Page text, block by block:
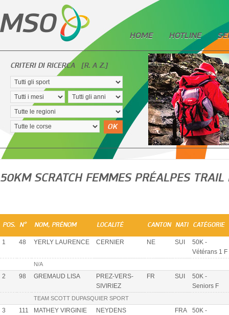
HOME HOTLINE
CRITERI DI RICERCA [R. A Z.]
OK
50KM SCRATCH FEMMES PRÉALPES TRAIL
POS. N° NOM, PRÉNOM LOCALITÉ CANTON NATI CATÉGORIE
1 48 YERLY LAURENCE CERNIER NE SUI
50K -
Vétérans 1 F
N/A
2 98 GREMAUD LISA
PREZ-VERS-
SIVIRIEZ
FR SUI
50K -
Seniors F
TEAM SCOTT DUPASQUIER SPORT
3 111 MATHEY VIRGINIE NEYDENS FRA
50K -